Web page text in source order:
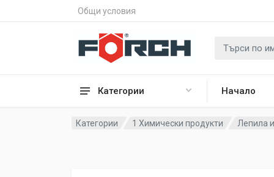
Общи условия
Категории Начало
Категории 1 Химически продукти Лепила